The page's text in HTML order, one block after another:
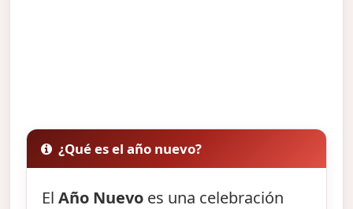
¿Qué es el año nuevo?
ElAño Nuevo es una celebración